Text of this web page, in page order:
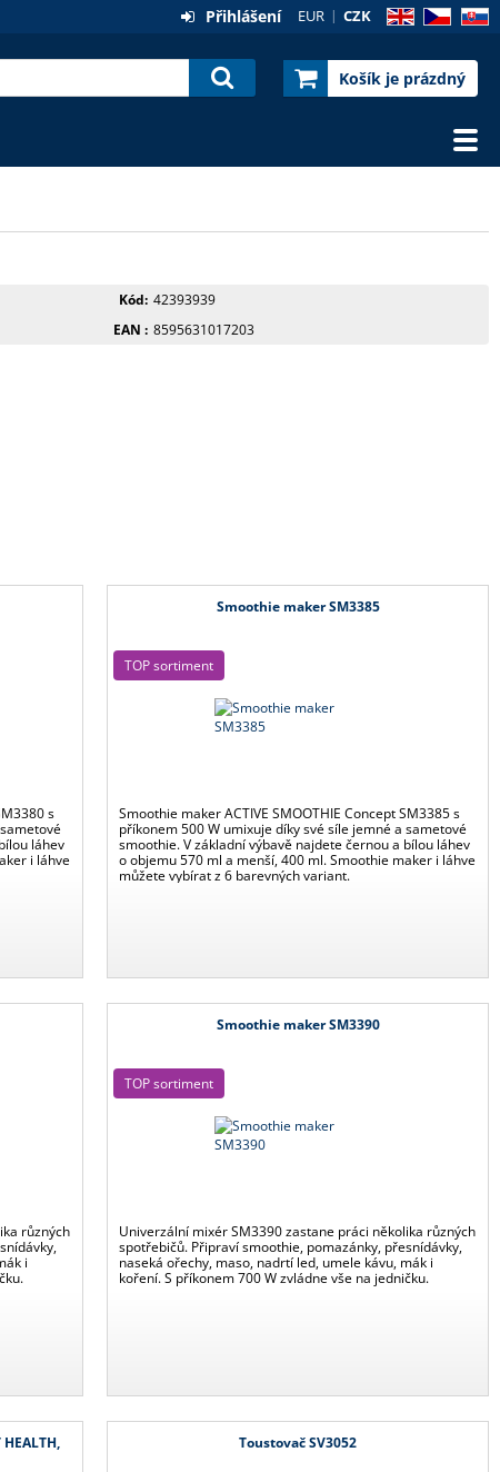
EN CZ SK
EUR CZK
Přihlášení
Košík je prázdný
Kód 42393939
EAN
8595631017203
s
láhev
i láhve
Smoothie maker SM3385
Smoothie maker ACTIVE SMOOTHIE Concept SM3385 s
příkonem 500 W umixuje díky své síle jemné a sametové
smoothie. V základní výbavě najdete černou a bílou láhev
o objemu 570 ml a menší, 400 ml. Smoothie maker i láhve
můžete vybírat z 6 barevných variant.
TOP sortiment
různých
i
Smoothie maker SM3390
Univerzální mixér SM3390 zastane práci několika různých
spotřebičů. Připraví smoothie, pomazánky, přesnídávky,
naseká ořechy, maso, nadrtí led, umele kávu, mák i
koření. S příkonem 700 W zvládne vše na jedničku.
TOP sortiment
Toustovač SV3052